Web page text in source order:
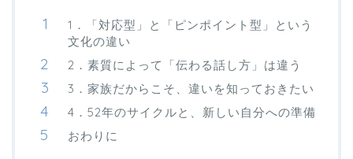
1．「対応型」と「ピンポイント型」という
文化の違い
2．素質によって「伝わる話し方」は違う
3．家族だからこそ、違いを知っておきたい
4．52年のサイクルと、新しい自分への準備
おわりに